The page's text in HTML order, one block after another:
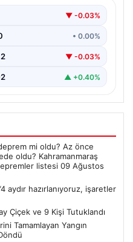
▼ -0.03%
• 0.00%
▼ -0.03%
▲ +0.40%
mi oldu? Az önce
oldu? Kahramanmaraş
listesi 09 Ağustos
aydır hazırlanıyoruz, işaretler
Çiçek ve 9 Kişi Tutuklandı
Tamamlayan Yangın